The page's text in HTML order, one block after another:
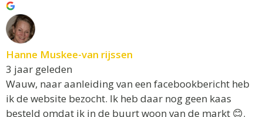
Hanne Muskee-van rijssen
3 jaar geleden
Wauw, naar aanleiding van een facebookbericht heb
ik de website bezocht. Ik heb daar nog geen kaas
besteld omdat ik in de buurt woon van de markt 😊.